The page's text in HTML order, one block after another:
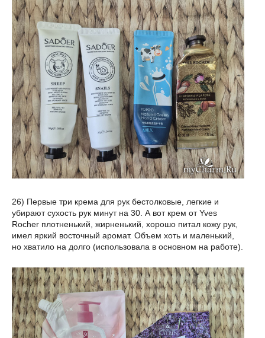
26) Первые три крема для рук бестолковые, легкие и
убирают сухость рук минут на 30. А вот крем от Yves
Rocher плотненький, жирненький, хорошо питал кожу рук,
имел яркий восточный аромат. Объем хоть и маленький,
но хватило на долго (использовала в основном на работе).